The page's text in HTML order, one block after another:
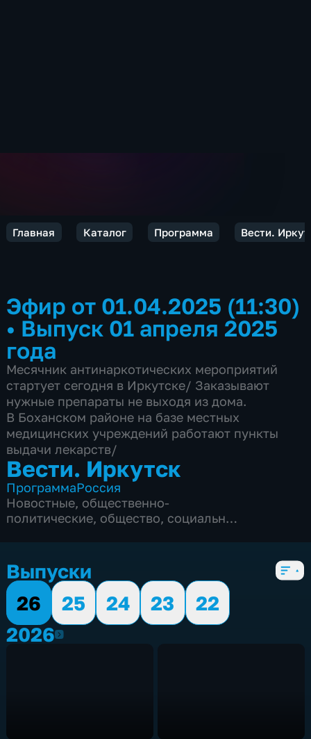
Главная Каталог Программа Вести.
Эфир от 01.04.2025 (11:30)
• Выпуск 01 апреля 2025
года
Месячник антинаркотических мероприятий
стартует сегодня в Иркутске/ Заказывают
нужные препараты не выходя из дома.
В Боханском районе на базе местных
медицинских учреждений работают пункты
выдачи лекарств/
Вести. Иркутск
ПрограммаРоссия
Новостные, общественно-
политические, общество, социально-
Выпуски
26
25 24 23
22
20262026